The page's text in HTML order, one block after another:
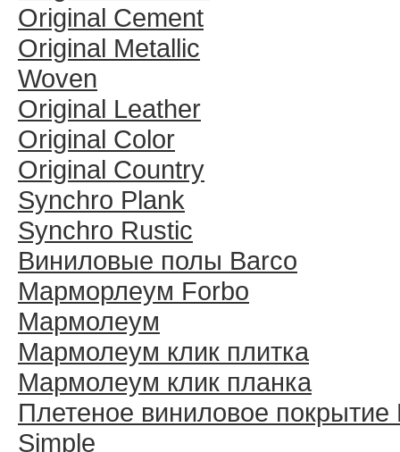
Original Cement
Original Metallic
Woven
Original Leather
Original Color
Original Country
Synchro Plank
Synchro Rustic
Виниловые полы Barco
Марморлеум Forbo
Мармолеум
Мармолеум клик плитка
Мармолеум клик планка
Плетеное виниловое покрытие
Simple